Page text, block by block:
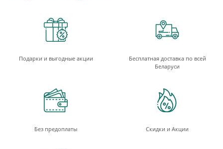
Подарки и выгодные акции
Бесплатная доставка по всей
Беларуси
Без предоплаты Скидки и Акции